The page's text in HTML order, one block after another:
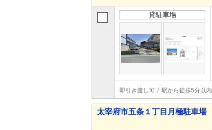
貸駐車場
即引き渡し可 駅から徒歩5分以内
太宰府市五条１丁目月極駐車場